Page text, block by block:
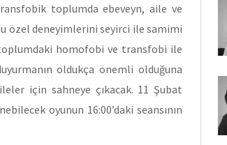
toplumda ebeveyn, aile ve
özel deneyimlerini seyirci ile samimi
homofobi ve transfobi ile
oldukça önemli olduğuna
için sahneye çıkacak. 11 Şubat
oyunun 16:00’daki seansının